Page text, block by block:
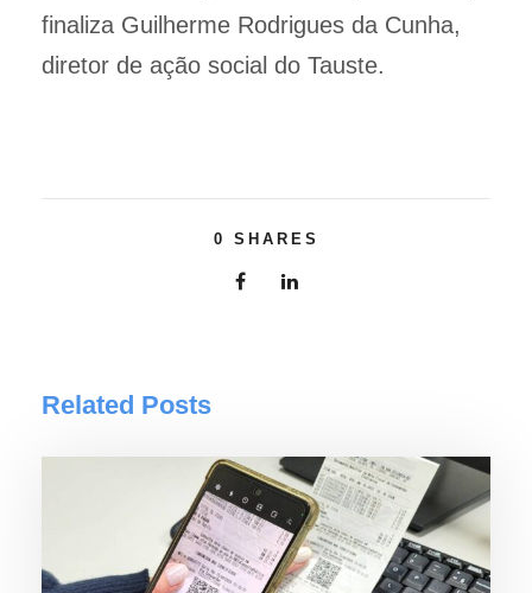
finaliza Guilherme Rodrigues da Cunha,
diretor de ação social do Tauste.
0 SHARES
Related Posts